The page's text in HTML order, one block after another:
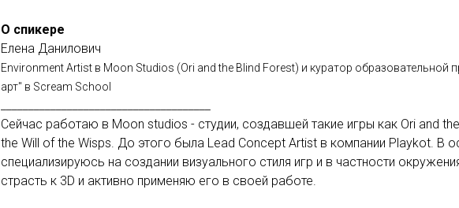
О спикере
Елена Данилович
Environment Artist в Moon Studios (Ori and the Blind Forest) и куратор образовательной
арт" в Scream School
Сейчас работаю в Moon studios - студии, создавшей такие игры как Ori and
the Will of the Wisps. До этого была Lead Concept Artist в компании Playkot. В
специализируюсь на создании визуального стиля игр и в частности
страсть к 3D и активно применяю его в своей работе.